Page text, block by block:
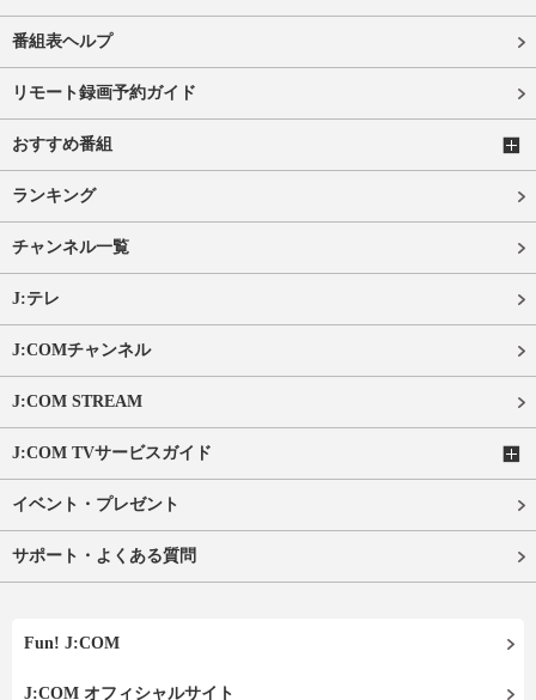
番組表ヘルプ
リモート録画予約ガイド
おすすめ番組
ランキング
チャンネル一覧
J:テレ
J:COMチャンネル
J:COM STREAM
J:COM TVサービスガイド
イベント・プレゼント
サポート・よくある質問
Fun! J:COM
J:COM オフィシャルサイト